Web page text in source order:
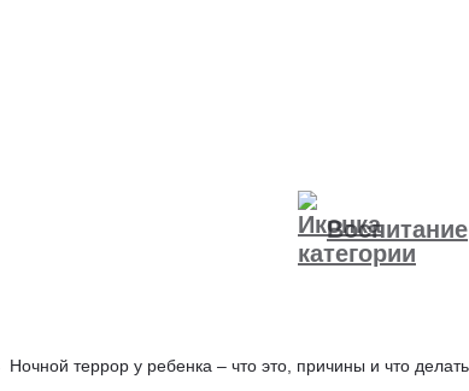
Воспитание
Ночной террор у ребенка – что это, причины и что